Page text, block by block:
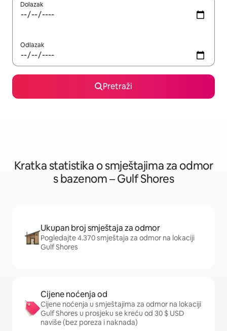
Dolazak
Odlazak
Pretraži
Kratka statistika o smještajima za odmor
s bazenom – Gulf Shores
Ukupan broj smještaja za odmor
Pogledajte 4.370 smještaja za odmor na lokaciji
Gulf Shores
Cijene noćenja od
Cijene noćenja u smještajima za odmor na lokaciji
Gulf Shores u prosjeku se kreću od 30 $ USD
naviše (bez poreza i naknada)